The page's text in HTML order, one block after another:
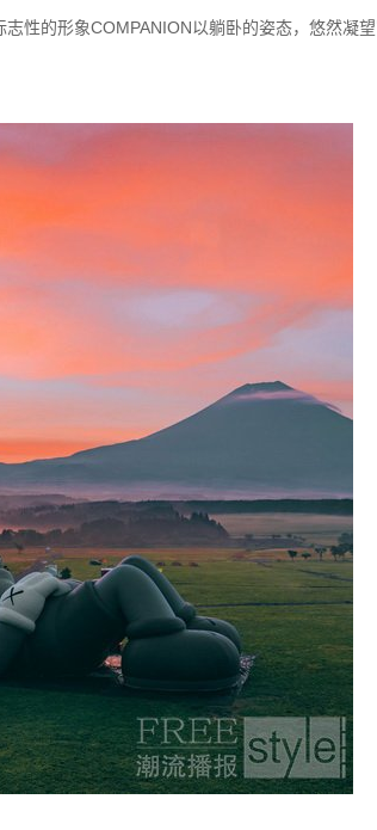
志性的形象COMPANION以躺卧的姿态，悠然